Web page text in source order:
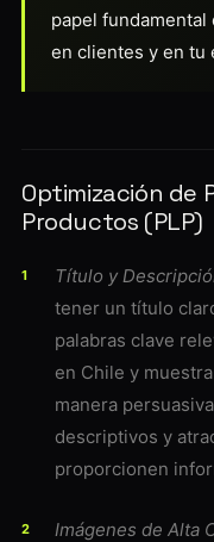
papel
en clientes y en tu
Optimización de
Productos (PLP)
Título y
tener un título
palabras clave
en Chile y
manera
descriptivos y
proporcionen
Imágenes de Alta